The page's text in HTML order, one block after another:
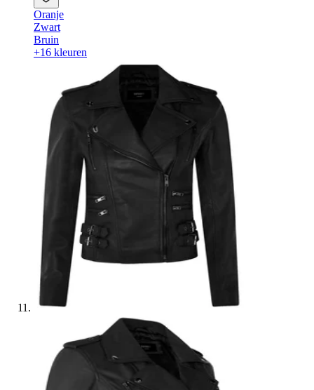
Oranje
Zwart
Bruin
+16 kleuren